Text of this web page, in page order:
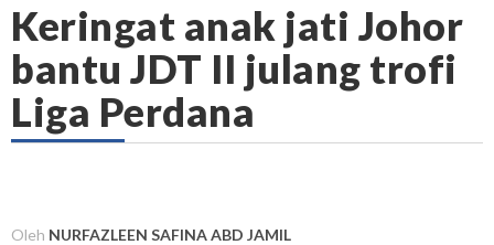
Keringat anak jati Johor
bantu JDT II julang trofi
Liga Perdana
Oleh NURFAZLEEN SAFINA ABD JAMIL